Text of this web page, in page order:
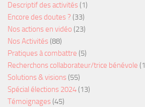
Descriptif des activités (1)
Encore des doutes ? (33)
Nos actions en vidéo (23)
Nos Activités (88)
Pratiques à combattre (5)
Recherchons collaborateur/trice bénévole
Solutions & visions (55)
Spécial élections 2024 (13)
Témoignages (45)